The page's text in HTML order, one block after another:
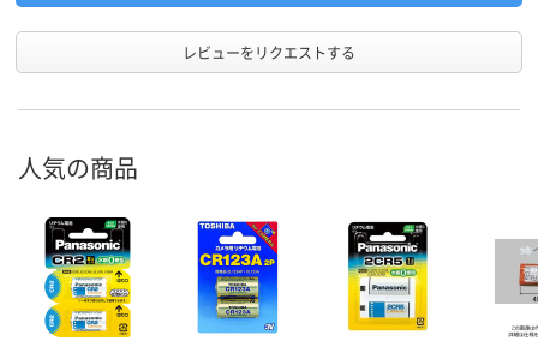
レビューをリクエストする
人気の商品